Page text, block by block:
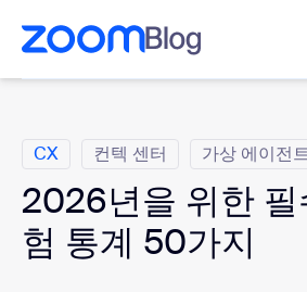
으로 건너뛰기
팅으로 건너뛰기
CX 컨텍 센터 가상 에이전
2026년을 위한 필
험 통계 50가지